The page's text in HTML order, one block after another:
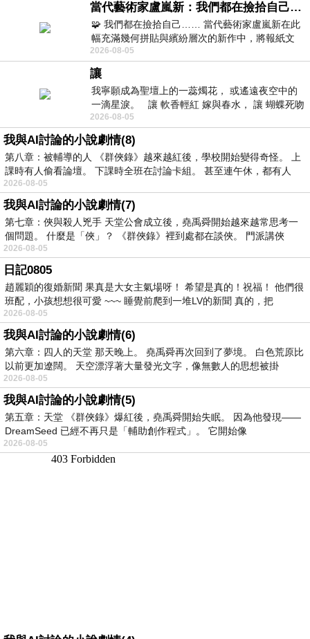
當代藝術家盧嵐新：我們都在撿拾自己，將散落的情緒與碎片，拼回生命完整的輪廓
🧩 我們都在撿拾自己…… 當代藝術家盧嵐新在此
幅充滿幾何拼貼與繽紛層次的新作中，將報紙文
字、彩色剪紙與明亮顏料層層
2026-08-05
讓
我寧願成為聖壇上的一蕊燭花， 或遙遠夜空中的
一滴星淚。 讓 軟香輕紅 嫁與春水， 讓 蝴蝶死吻
夏日最後一瓣玫瑰， 讓
2026-08-05
我與AI討論的小說劇情(8)
第八章：被輔導的人 《群俠錄》越來越紅後，學校開始變得奇怪。 上
課時有人偷看論壇。 下課時全班在討論卡組。 甚至連午休，都有人
2026-08-05
我與AI討論的小說劇情(7)
第七章：俠與殺人兇手 天堂公會成立後，堯禹舜開始越來越常思考一
個問題。 什麼是「俠」？ 《群俠錄》裡到處都在談俠。 門派講俠
2026-08-05
日記0805
趙麗穎的復婚新聞 果真是大女主氣場呀！ 希望是真的！祝福！ 他們很
班配，小孩想想很可愛 ~~~ 睡覺前爬到一堆LV的新聞 真的，把
2026-08-05
我與AI討論的小說劇情(6)
第六章：四人的天堂 那天晚上。 堯禹舜再次回到了夢境。 白色荒原比
以前更加遼闊。 天空漂浮著大量發光文字，像無數人的思想被掛
2026-08-05
我與AI討論的小說劇情(5)
第五章：天堂 《群俠錄》爆紅後，堯禹舜開始失眠。 因為他發現——
DreamSeed 已經不再只是「輔助創作程式」。 它開始像
2026-08-05